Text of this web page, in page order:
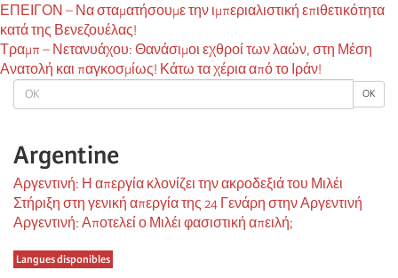
OK OK
Argentine
Αργεντινή: Η απεργία κλονίζει την ακροδεξιά του Μιλέι
Στήριξη στη γενική απεργία της 24 Γενάρη στην Αργεντινή
Αργεντινή: Αποτελεί ο Μιλέι φασιστική απειλή;
Langues disponibles
ΕΠΕΙΓΟΝ – Να σταματήσουμε την ιμπεριαλιστική επιθετικότητα
κατά της Βενεζουέλας!
Τραμπ – Νετανυάχου: Θανάσιμοι εχθροί των λαών, στη Μέση
Ανατολή και παγκοσμίως! Κάτω τα χέρια από το Ιράν!